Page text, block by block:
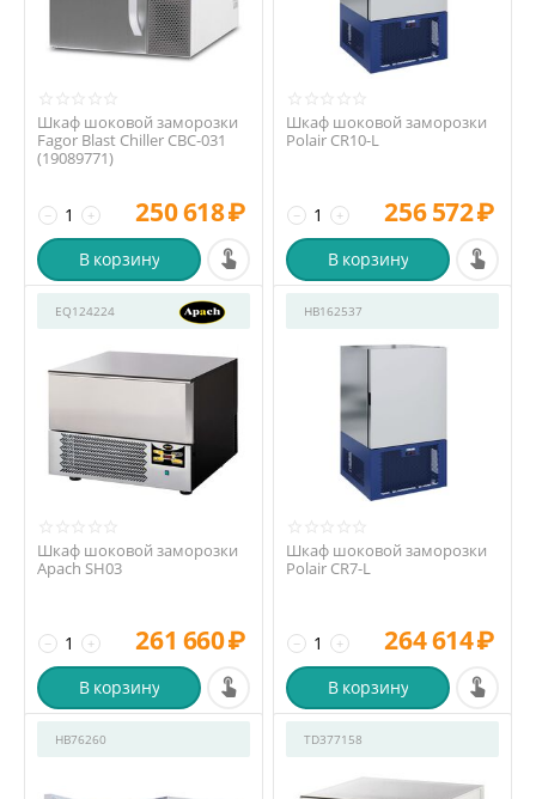
Шкаф шоковой заморозки
Fagor Blast Chiller CBC-031
(19089771)
+
− 250 618₽
В корзину
Шкаф шоковой заморозки
Polair CR10-L
+
− 256 572₽
В корзину
EQ124224
Шкаф шоковой заморозки
Apach SH03
+
− 261 660₽
В корзину
HB162537
Шкаф шоковой заморозки
Polair CR7-L
+
− 264 614₽
В корзину
HB76260 TD377158